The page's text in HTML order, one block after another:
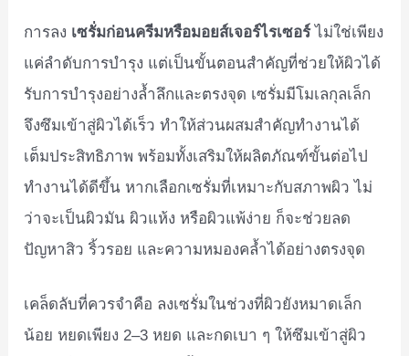
การลง เซรั่มก่อนครีมหรือมอยส์เจอร์ไรเซอร์ไม่ใช่เพียง
แค่ลำดับการบำรุง แต่เป็นขั้นตอนสำคัญที่ช่วยให้ผิวได้
รับการบำรุงอย่างล้ำลึกและตรงจุด เซรั่มมีโมเลกุลเล็ก
จึงซึมเข้าสู่ผิวได้เร็ว ทำให้ส่วนผสมสำคัญทำงานได้
เต็มประสิทธิภาพ พร้อมทั้งเสริมให้ผลิตภัณฑ์ขั้นต่อไป
ทำงานได้ดีขึ้น หากเลือกเซรั่มที่เหมาะกับสภาพผิว ไม่
ว่าจะเป็นผิวมัน ผิวแห้ง หรือผิวแพ้ง่าย ก็จะช่วยลด
ปัญหาสิว ริ้วรอย และความหมองคล้ำได้อย่างตรงจุด
เคล็ดลับที่ควรจำคือ ลงเซรั่มในช่วงที่ผิวยังหมาดเล็ก
น้อย หยดเพียง 2–3 หยด และกดเบา ๆ ให้ซึมเข้าสู่ผิว